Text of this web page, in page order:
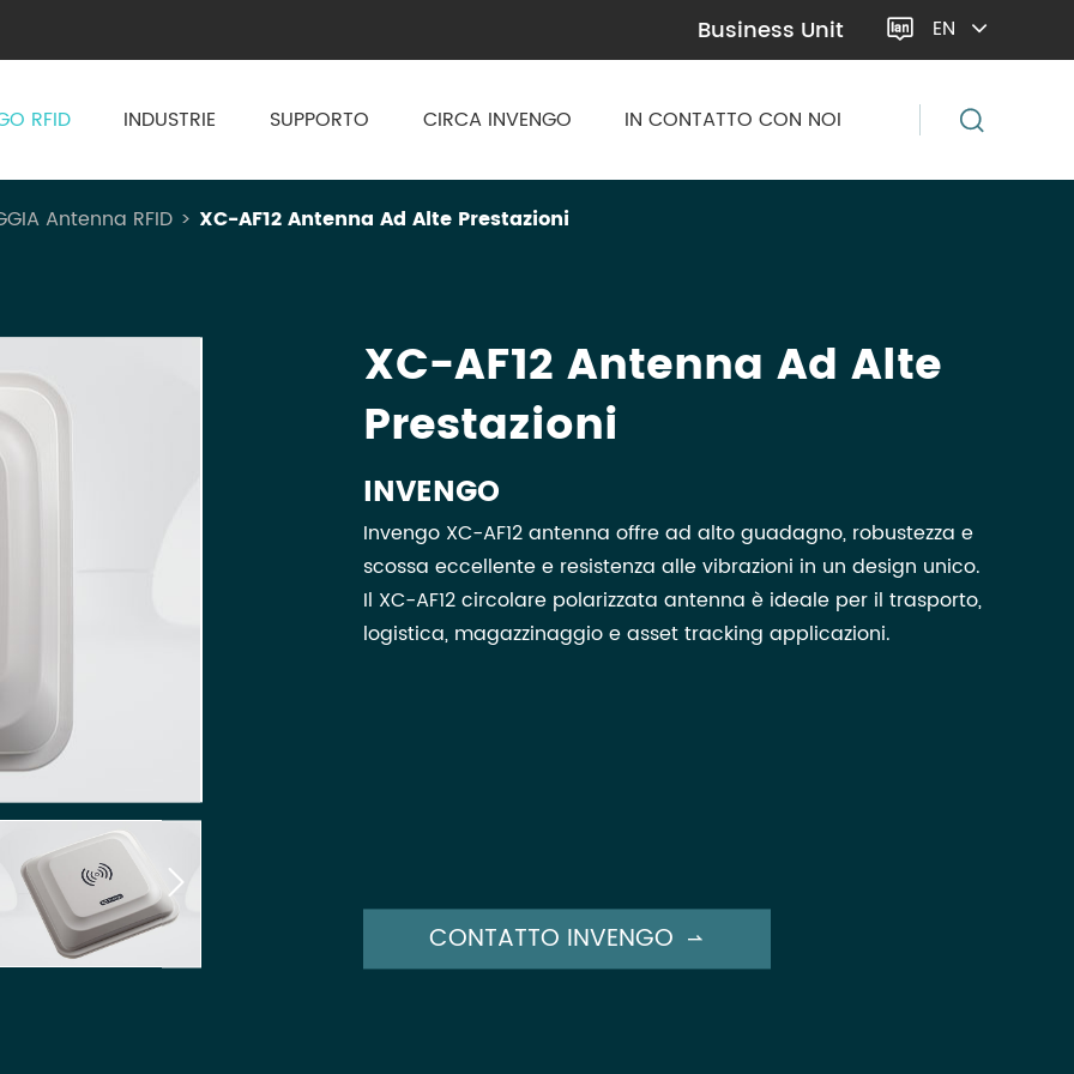
Business Unit  EN
RFID INDUSTRIE SUPPORTO CIRCA INVENGO IN CONTATTO CON NOI
Antenna RFID XC-AF12 Antenna Ad Alte Prestazioni

XC-AF12 Antenna Ad Alte
Prestazioni
INVENGO
Invengo XC-AF12 antenna offre ad alto guadagno, robustezza e
scossa eccellente e resistenza alle vibrazioni in un design unico.
Il XC-AF12 circolare polarizzata antenna è ideale per il trasporto,
logistica, magazzinaggio e asset tracking applicazioni.
CONTATTO INVENGO 